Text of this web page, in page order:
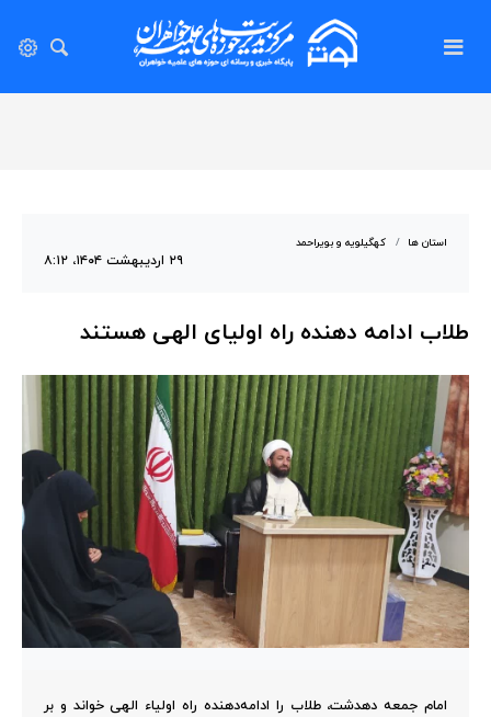
استان ها کهگیلویه و بویراحمد
۲۹ اردیبهشت ۱۴۰۴، ۸:۱۲
طلاب ادامه دهنده راه اولیای الهی هستند
امام جمعه دهدشت، طلاب را ادامه‌دهنده راه اولیاء الهی خواند و بر